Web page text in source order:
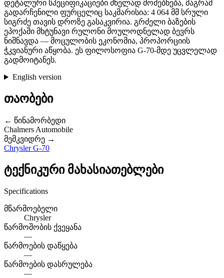
დეტალური სპეციფიკაციები ძნელად მოძებნება, მაგრამ
გადარჩენილი ფურცელიც საკმარისია: 4 064 მმ სრული
სიგრძე თავის დროზე გასაკვირია. გრძელი ბაზების
ეპოქაში მხტუნავი რულონი მოულოდნელად ბევრს
ნიშნავდა — მოცულობის ეკონომია, პროპორციის
ჭკვიანური აწყობა. ეს ფილოსოფია G-70-მდე უცვლელად
გადმოიტანეს.
English version
თაობები
← წინამორბედი
Chalmers Automobile
მემკვიდრე →
Chrysler G-70
ტექნიკური მახასიათებლები
Specifications
მწარმოებელი
Chrysler
წარმოშობის ქვეყანა
—
წარმოების დაწყება
—
წარმოების დასრულება
—